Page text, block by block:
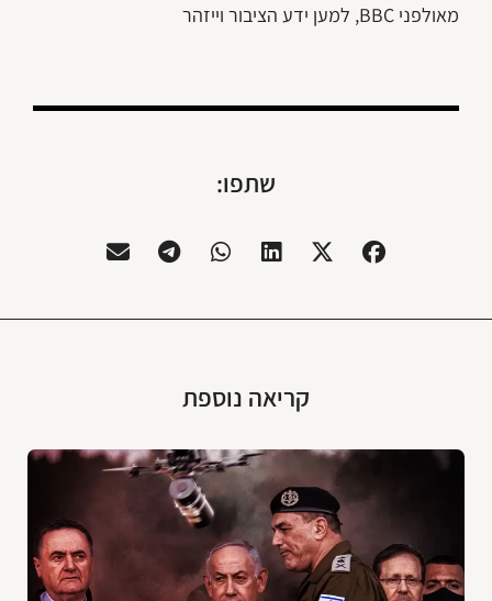
מאולפני BBC, למען ידע הציבור וייזהר
שתפו:
קריאה נוספת